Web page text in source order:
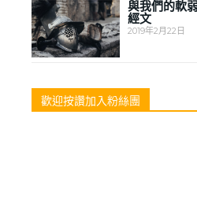
與我們的軟
經文
2019年2月22日
歡迎按讚加入粉絲團